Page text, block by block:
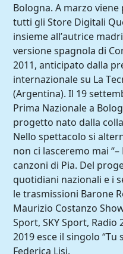
Bologna. A marzo
tutti gli Store Digitali
insieme all’autrice
versione spagnola di
2011, anticipato dalla
internazionale su La
(Argentina). Il 19
Prima Nazionale a
progetto nato dalla
Nello spettacolo si
non ci lasceremo mai
canzoni di Pia. Del
quotidiani nazionali e i
le trasmissioni Barone
Maurizio Costanzo
Sport, SKY Sport,
2019 esce il singolo
Federica Lisi.